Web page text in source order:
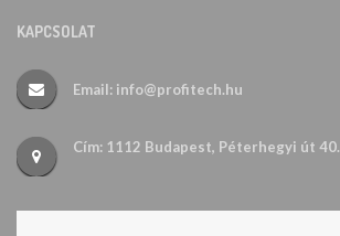
KAPCSOLAT
Email: info@profitech.hu
Cím: 1112 Budapest, Péterhegyi út 40.